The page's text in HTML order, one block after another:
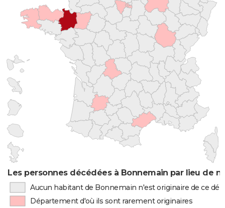
Les personnes décédées à Bonnemain par lieu de
Aucun habitant de Bonnemain n'est originaire de ce
Département d'où ils sont rarement originaires